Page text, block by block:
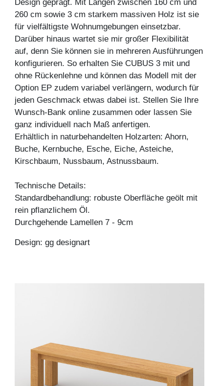
Design geprägt. Mit Längen zwischen 160 cm und
260 cm sowie 3 cm starkem massiven Holz ist sie
für vielfältigste Wohnumgebungen einsetzbar.
Darüber hinaus wartet sie mir großer Flexibilität
auf, denn Sie können sie in mehreren Ausführungen
konfigurieren. So erhalten Sie CUBUS 3 mit und
ohne Rückenlehne und können das Modell mit der
Option EP zudem variabel verlängern, wodurch für
jeden Geschmack etwas dabei ist. Stellen Sie Ihre
Wunsch-Bank online zusammen oder lassen Sie
ganz individuell nach Maß anfertigen.
Erhältlich in naturbehandelten Holzarten: Ahorn,
Buche, Kernbuche, Esche, Eiche, Asteiche,
Kirschbaum, Nussbaum, Astnussbaum.
Technische Details:
Standardbehandlung: robuste Oberfläche geölt mit
rein pflanzlichem Öl.
Durchgehende Lamellen 7 - 9cm
Design: gg designart